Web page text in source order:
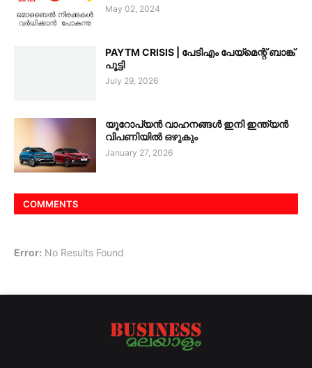
May 02, 2024
PAYTM CRISIS | പേടിഎം പേയ്മെന്റ് ബാങ്ക്
പൂട്ടി
July 29, 2026
യൂറോപ്യൻ വാഹനങ്ങൾ ഇനി ഇന്ത്യൻ
വിപണിയിൽ ഒഴുകും
January 27, 2026
COMMENTS
Error: No Results Found